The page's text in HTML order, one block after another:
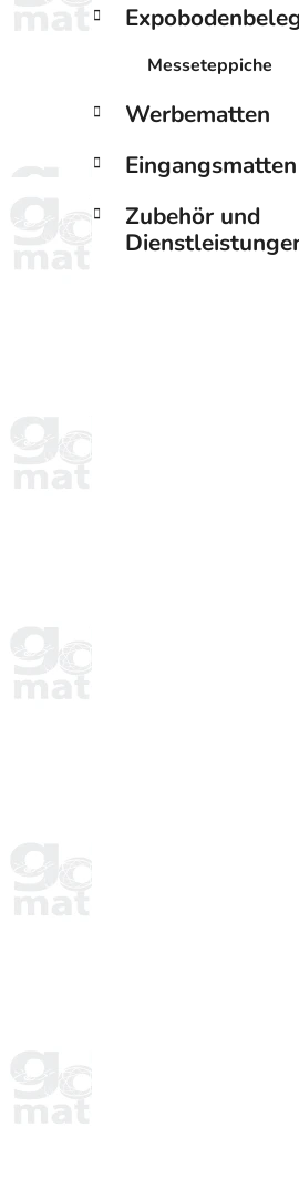
Messeteppiche
Werbematten
Eingangsmatten
Zubehör und